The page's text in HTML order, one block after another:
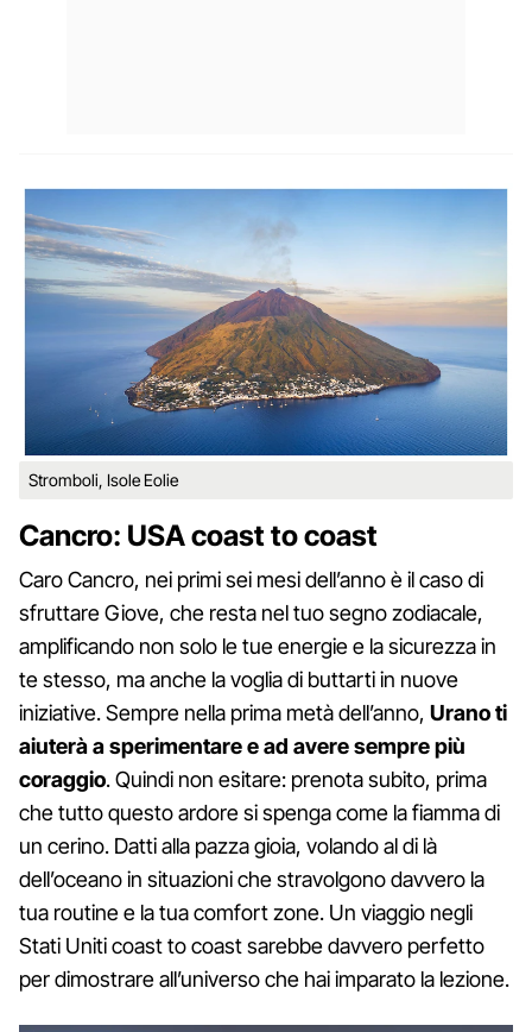
Stromboli, Isole Eolie
Cancro: USA coast to coast
Caro Cancro, nei primi sei mesi dell’anno è il caso di
sfruttare Giove, che resta nel tuo segno zodiacale,
amplificando non solo le tue energie e la sicurezza in
te stesso, ma anche la voglia di buttarti in nuove
iniziative. Sempre nella prima metà dell’anno, Urano ti
aiuterà a sperimentare e ad avere sempre più
coraggio. Quindi non esitare: prenota subito, prima
che tutto questo ardore si spenga come la fiamma di
un cerino. Datti alla pazza gioia, volando al di là
dell’oceano in situazioni che stravolgono davvero la
tua routine e la tua comfort zone. Un viaggio negli
Stati Uniti coast to coast sarebbe davvero perfetto
per dimostrare all’universo che hai imparato la lezione.